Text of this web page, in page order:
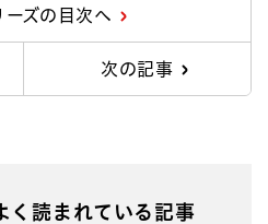
ーズの目次へ
次の記事
く読まれている記事